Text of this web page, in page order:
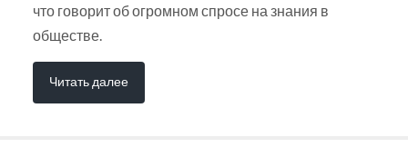
что говорит об огромном спросе на знания в
обществе.
Читать далее